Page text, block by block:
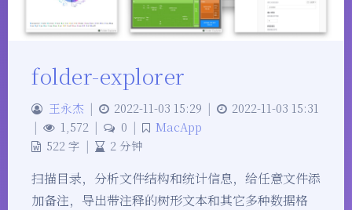
folder-explorer
王永杰 | 2022-11-03 15:29 |
2022-11-03 15:31
|
1,572 | 0 |
MacApp
522 字 | 2 分钟
扫描目录，分析文件结构和统计信息，给任意文件添
加备注，导出带注释的树形文本和其它多种数据格